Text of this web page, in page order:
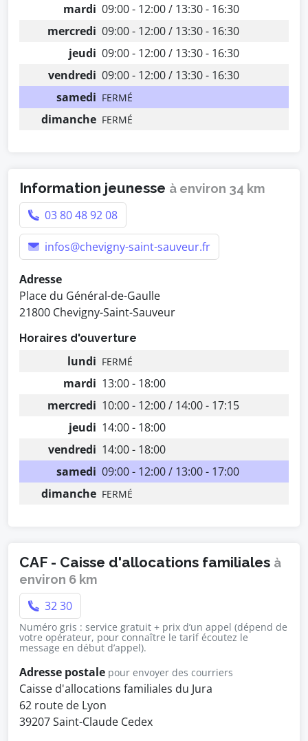
mardi 09:00 - 12:00 / 13:30 - 16:30
mercredi 09:00 - 12:00 / 13:30 - 16:30
jeudi 09:00 - 12:00 / 13:30 - 16:30
vendredi 09:00 - 12:00 / 13:30 - 16:30
samedi FERMÉ
dimanche FERMÉ
Information jeunesse à environ 34 km
03 80 48 92 08
infos@chevigny-saint-sauveur.fr
Adresse
Place du Général-de-Gaulle
21800 Chevigny-Saint-Sauveur
Horaires d'ouverture
lundi FERMÉ
mardi 13:00 - 18:00
mercredi 10:00 - 12:00 / 14:00 - 17:15
jeudi 14:00 - 18:00
vendredi 14:00 - 18:00
samedi 09:00 - 12:00 / 13:00 - 17:00
dimanche FERMÉ
CAF - Caisse d'allocations familiales à
environ 6 km
32 30
Numéro gris : service gratuit + prix d’un appel (dépend de
votre opérateur, pour connaître le tarif écoutez le
message en début d’appel).
Adresse postale pour envoyer des courriers
Caisse d'allocations familiales du Jura
62 route de Lyon
39207 Saint-Claude Cedex